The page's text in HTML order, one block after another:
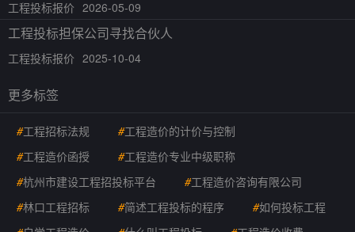
工程投标报价 2026-05-09
工程投标担保公司寻找合伙人
工程投标报价 2025-10-04
更多标签
#工程招标法规 #工程造价的计价与控制
#工程造价函授 #工程造价专业中级职称
#杭州市建设工程招投标平台 #工程造价咨询有限公司
#林口工程招标 #简述工程投标的程序 #如何投标工程